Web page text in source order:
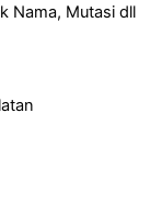
Nama, Mutasi dll